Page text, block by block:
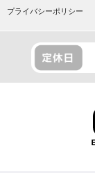
プライバシーポリシー